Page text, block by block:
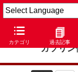
カテゴリ 過去記事
ガソリン